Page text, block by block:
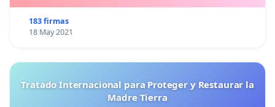
183 firmas
18 May 2021
Tratado Internacional para Proteger y Restaurar la
Madre Tierra